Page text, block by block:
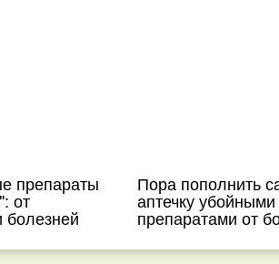
препараты
от
болезней
Пора пополнить
аптечку убойными
препаратами от